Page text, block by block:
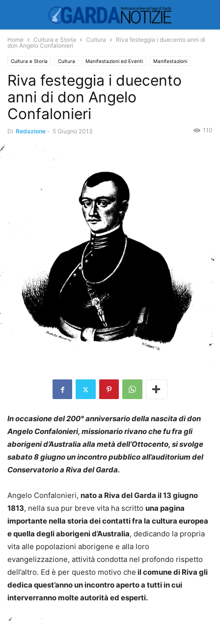
Home Cultura e Storia Cultura
Riva festeggia i duecento anni di
don Angelo Confalonieri
Cultura e Storia Cultura Manifestazioni ed Eventi Manifestazioni
Riva festeggia i duecento
anni di don Angelo
Confalonieri
Di Redazione - 5 Giugno 2013 110
In occasione del 200° anniversario della nascita di don
Angelo Confalonieri, missionario rivano che fu fra gli
aborigeni d’Australia alla metà dell’Ottocento, si svolge
sabato 8 giugno un incontro pubblicoall’auditorium del
Conservatorio a Riva del Garda.
Angelo Confalonieri, nato a Riva del Garda il 13 giugno
1813, nella sua pur breve vita ha scritto una pagina
importante nella storia dei contatti fra la cultura europea
e quella degli aborigeni d’Australia, dedicando la propria
vita alle popolazioni aborigene e alla loro
evangelizzazione, attività condotta nel profondo rispetto
dell’altro. Ed è per questo motivo che il comune di Riva gli
dedica quest’anno un incontro aperto a tutti in cui
interverranno molte autorità ed esperti.